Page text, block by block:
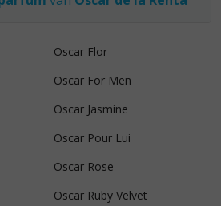
Oscar Flor
Oscar For Men
Oscar Jasmine
Oscar Pour Lui
Oscar Rose
Oscar Ruby Velvet